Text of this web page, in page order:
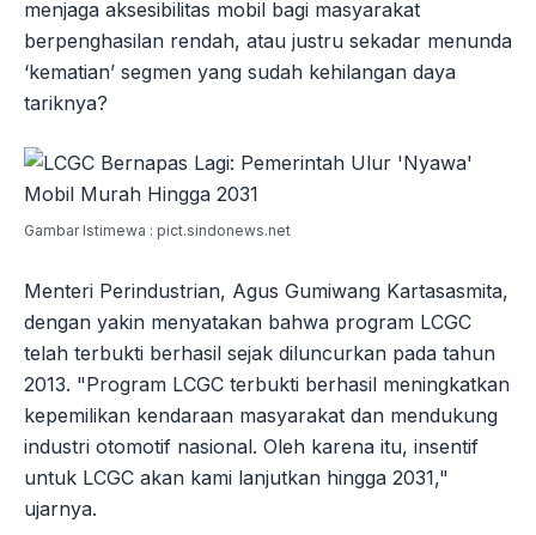
menjaga aksesibilitas mobil bagi masyarakat
berpenghasilan rendah, atau justru sekadar menunda
‘kematian’ segmen yang sudah kehilangan daya
tariknya?
Gambar Istimewa : pict.sindonews.net
Menteri Perindustrian, Agus Gumiwang Kartasasmita,
dengan yakin menyatakan bahwa program LCGC
telah terbukti berhasil sejak diluncurkan pada tahun
2013. "Program LCGC terbukti berhasil meningkatkan
kepemilikan kendaraan masyarakat dan mendukung
industri otomotif nasional. Oleh karena itu, insentif
untuk LCGC akan kami lanjutkan hingga 2031,"
ujarnya.